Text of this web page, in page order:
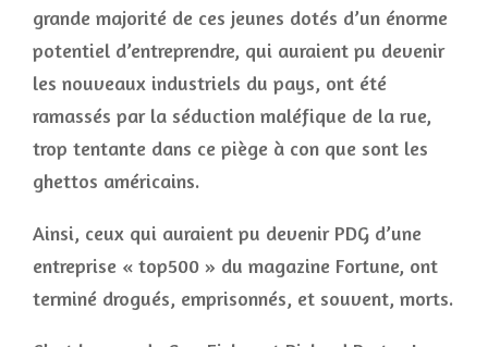
grande majorité de ces jeunes dotés d’un énorme
potentiel d’entreprendre, qui auraient pu devenir
les nouveaux industriels du pays, ont été
ramassés par la séduction maléfique de la rue,
trop tentante dans ce piège à con que sont les
ghettos américains.
Ainsi, ceux qui auraient pu devenir PDG d’une
entreprise « top500 » du magazine Fortune, ont
terminé drogués, emprisonnés, et souvent, morts.